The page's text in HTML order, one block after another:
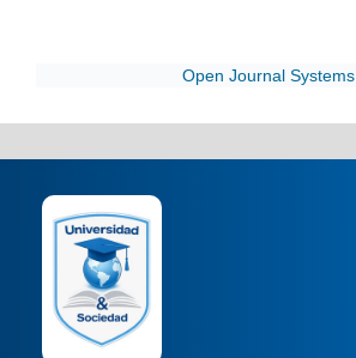
Open Journal Systems